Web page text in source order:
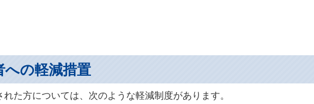
への軽減措置
た方については、次のような軽減制度があります。